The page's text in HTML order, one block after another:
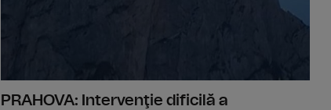
PRAHOVA: Intervenţie dificilă a